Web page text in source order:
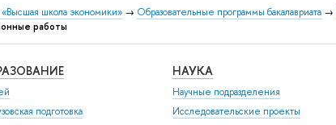
школа экономики» → Образовательные программы бакалавриата →
работы
подготовка
НАУКА
Научные подразделения
Исследовательские проекты